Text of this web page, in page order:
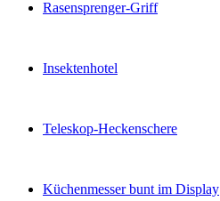
Rasensprenger-Griff
Insektenhotel
Teleskop-Heckenschere
Küchenmesser bunt im Display